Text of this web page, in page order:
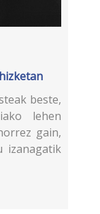
beste,
lehen
gain,
izanagatik